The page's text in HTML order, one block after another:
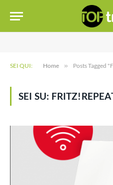
SEI QUI: Home » Posts Tagged
SEI SU: